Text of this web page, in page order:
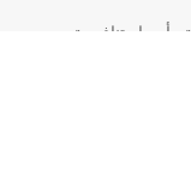
تنافسية.